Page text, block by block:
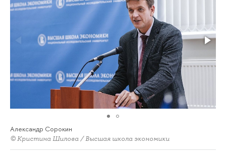
Александр Сорокин
© Кристина Шилова / Высшая школа экономики